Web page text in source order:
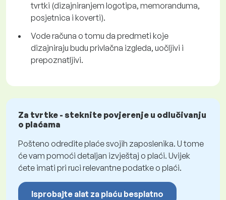
tvrtki (dizajniranjem logotipa, memoranduma,
posjetnica i koverti).
Vode računa o tomu da predmeti koje
dizajniraju budu privlačna izgleda, uočljivi i
prepoznatljivi.
Za tvrtke - steknite povjerenje u odlučivanju
o plaćama
Pošteno odredite plaće svojih zaposlenika. U tome
će vam pomoći detaljan izvještaj o plaći. Uvijek
ćete imati pri ruci relevantne podatke o plaći.
Isprobajte alat za plaću besplatno